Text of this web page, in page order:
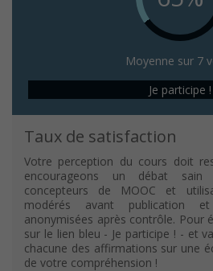
Moyenne sur 7
Je participe !
Taux de satisfaction
Votre perception du cours doit
encourageons un débat
concepteurs de MOOC et
modérés avant publication
anonymisées après contrôle. Pour
sur le lien bleu - Je participe ! - et
chacune des affirmations sur une
de votre compréhension !